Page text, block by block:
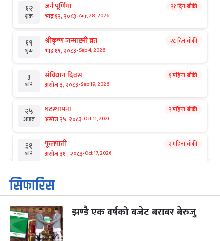
१२
शुक्र
जनै पूर्णिमा
भाद्र १२, २०८३-Aug 28, 2026
२१ दिन बाँकी
१९
शुक्र
श्रीकृष्ण जन्माष्टमी व्रत
भाद्र १९, २०८३-Sep 4, 2026
२८ दिन बाँकी
३
शनि
संविधान दिवस
असोज ३, २०८३-Sep 19, 2026
१ महिना बाँकी
२५
आइत
घटस्थापना
असोज २५, २०८३-Oct 11, 2026
२ महिना बाँकी
३१
शनि
फूलपाती
असोज ३१ , २०८३-Oct 17, 2026
२ महिना बाँकी
१
आइत
कार्तिक सङ्क्रान्ति
कार्तिक १, २०८३
३
मंगल
महानवमी
कार्तिक ३, २०८३
२ महिना बाँकी
सिफारिस
झण्डै एक वर्षको बजेट बराबर बेरुजु